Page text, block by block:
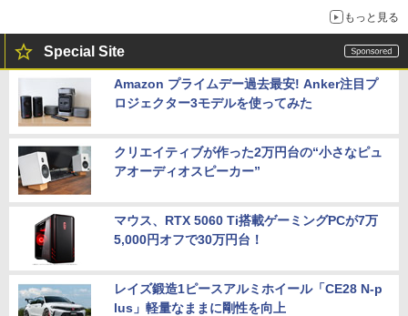
もっと見る
Special Site
Amazon プライムデー過去最安! Anker注目プ
ロジェクター3モデルを使ってみた
クリエイティブが作った2万円台の“小さなピュ
アオーディオスピーカー”
マウス、RTX 5060 Ti搭載ゲーミングPCが7万
5,000円オフで30万円台！
レイズ鍛造1ピースアルミホイール「CE28 N-p
lus」軽量なままに剛性を向上